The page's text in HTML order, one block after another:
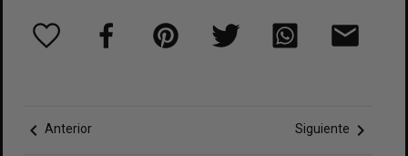
chevron_left Anterior Siguiente chevron_right